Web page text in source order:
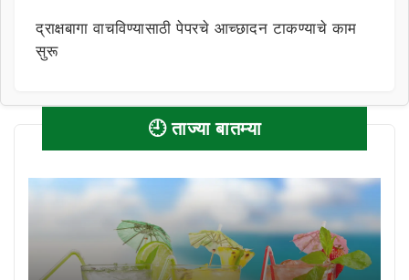
द्राक्षबागा वाचविण्यासाठी पेपरचे आच्छादन टाकण्याचे काम
सुरू
🕘 ताज्या बातम्या